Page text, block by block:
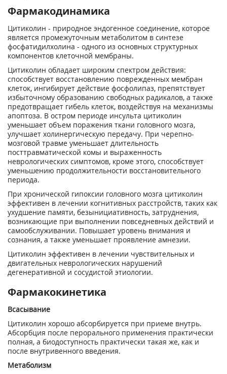
Фармакодинамика
Цитиколин - природное эндогенное соединение, которое
является промежуточным метаболитом в синтезе
фосфатидилхолина - одного из основных структурных
компонентов клеточной мембраны.
Цитиколин обладает широким спектром действия:
способствует восстановлению поврежденных мембран
клеток, ингибирует действие фосфолипаз, препятствует
избыточному образованию свободных радикалов, а также
предотвращает гибель клеток, воздействуя на механизмы
апоптоза. В остром периоде инсульта цитиколин
уменьшает объем поражения ткани головного мозга,
улучшает холинергическую передачу. При черепно-
мозговой травме уменьшает длительность
посттравматической комы и выраженность
неврологических симптомов, кроме этого, способствует
уменьшению продолжительности восстановительного
периода.
При хронической гипоксии головного мозга цитиколин
эффективен в лечении когнитивных расстройств, таких как
ухудшение памяти, безынициативность, затруднения,
возникающие при выполнении повседневных действий и
самообслуживании. Повышает уровень внимания и
сознания, а также уменьшает проявление амнезии.
Цитиколин эффективен в лечении чувствительных и
двигательных неврологических нарушений
дегенеративной и сосудистой этиологии.
Фармакокинетика
Всасывание
Цитиколин хорошо абсорбируется при приеме внутрь.
Абсорбция после перорального применения практически
полная, а биодоступность практически такая же, как и
после внутривенного введения.
Метаболизм